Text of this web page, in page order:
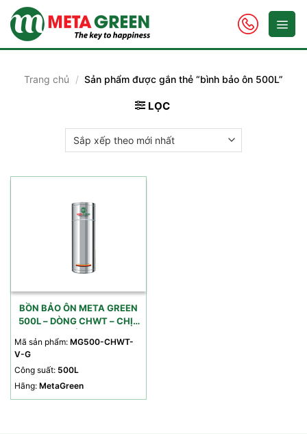
Skip
content
Trang chủ / Sản phẩm được gắn thẻ “bình bảo ôn 500L”
LỌC
BỒN BẢO ÔN META GREEN
500L – DÒNG CHWT – CHỊU
Mã sản phẩm: MG500-CHWT-
V-G
Công suất: 500L
Hãng: MetaGreen